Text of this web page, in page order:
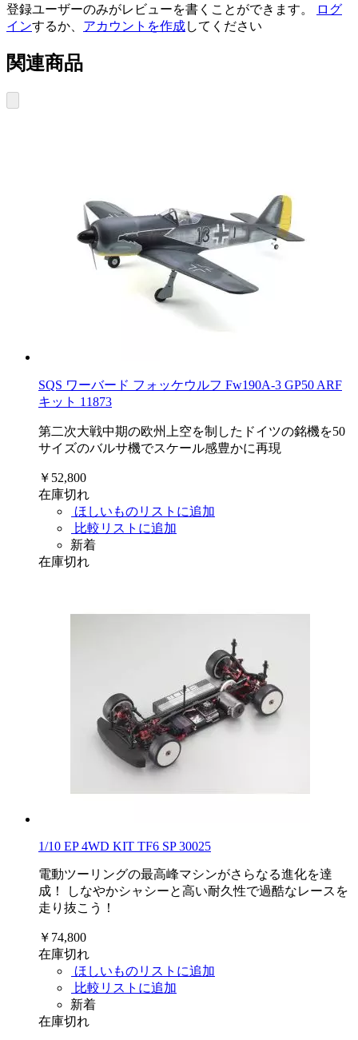
登録ユーザーのみがレビューを書くことができます。
ログ
インするか、 アカウントを作成してください
関連商品
SQS ワーバード フォッケウルフ Fw190A-3 GP50 ARF
キット 11873
第二次大戦中期の欧州上空を制したドイツの銘機を50
サイズのバルサ機でスケール感豊かに再現
￥52,800
在庫切れ
ほしいものリストに追加
比較リストに追加
新着
在庫切れ
1/10 EP 4WD KIT TF6 SP 30025
電動ツーリングの最高峰マシンがさらなる進化を達
成！ しなやかシャシーと高い耐久性で過酷なレースを
走り抜こう！
￥74,800
在庫切れ
ほしいものリストに追加
比較リストに追加
新着
在庫切れ